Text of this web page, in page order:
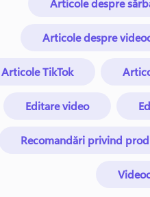
Articole despre
Articole despre
Articole TikTok
Editare video
Recomandări privind